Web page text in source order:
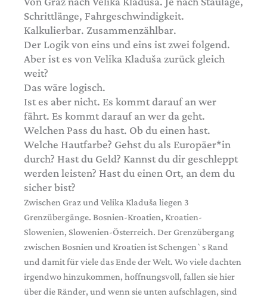
Schrittlänge, ­Fahrgeschwindigkeit.
Kalkulierbar. Zusammenzählbar.
Der Logik von eins und eins ist zwei folgend.
Aber ist es von Velika Kladuša zurück gleich
weit?
Das wäre logisch.
Ist es aber nicht. Es kommt darauf an wer
fährt. Es kommt darauf an wer da geht.
Welchen Pass du hast. Ob du einen hast.
Welche Haut­farbe? Gehst du als Europäer*in
durch? Hast du Geld? Kannst du dir geschleppt
werden leisten? Hast du einen Ort, an dem du
sicher bist?
Zwischen Graz und Velika Kladuša liegen 3
Grenzübergänge. ­Bosnien-Kroatien, Kroatien-
Slowenien, Slowenien-Österreich. Der Grenzübergang
zwischen Bosnien und Kroatien ist Schengen`s Rand
und damit für viele das Ende der Welt. Wo viele dachten
irgendwo hinzukommen, hoffnungsvoll, fallen sie hier
über die Ränder, und wenn sie unten aufschlagen, sind